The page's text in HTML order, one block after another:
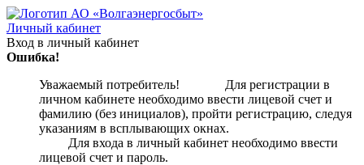
Личный кабинет
Вход в личный кабинет
Ошибка!
Уважаемый потребитель! Для регистрации в
личном кабинете необходимо ввести лицевой счет и
фамилию (без инициалов), пройти регистрацию, следуя
указаниям в всплывающих окнах.
Для входа в личный кабинет необходимо ввести
лицевой счет и пароль.